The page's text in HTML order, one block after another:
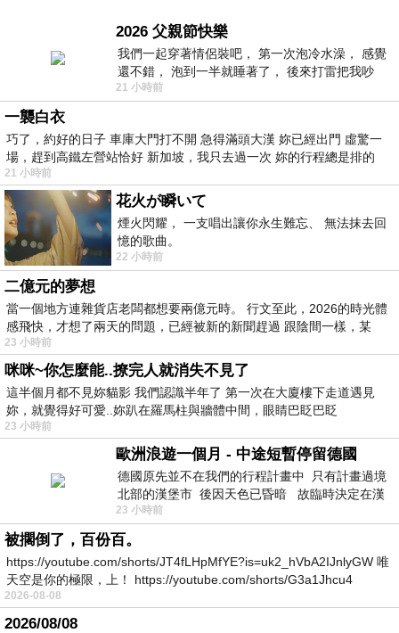
2026 父親節快樂
我們一起穿著情侶裝吧， 第一次泡冷水澡， 感覺
還不錯， 泡到一半就睡著了， 後來打雷把我吵
醒， 手
21 小時前
一襲白衣
巧了，約好的日子 車庫大門打不開 急得滿頭大漢 妳已經出門 虛驚一
場，趕到高鐵左營站恰好 新加坡，我只去過一次 妳的行程總是排的
21 小時前
花火が瞬いて
煙火閃耀， 一支唱出讓你永生難忘、 無法抹去回
憶的歌曲。
22 小時前
二億元的夢想
當一個地方連雜貨店老闆都想要兩億元時。 行文至此，2026的時光體
感飛快，才想了兩天的問題，已經被新的新聞趕過 跟陰間一樣，某
23 小時前
咪咪~你怎麼能..撩完人就消失不見了
這半個月都不見妳貓影 我們認識半年了 第一次在大廈樓下走道遇見
妳，就覺得好可愛..妳趴在羅馬柱與牆體中間，眼睛巴眨巴眨
23 小時前
歐洲浪遊一個月 - 中途短暫停留德國
德國原先並不在我們的行程計畫中 只有計畫過境
北部的漢堡市 後因天色已昏暗 故臨時決定在漢
堡市吃晚餐和過夜
23 小時前
被擱倒了，百份百。
https://youtube.com/shorts/JT4fLHpMfYE?is=uk2_hVbA2IJnlyGW 唯
天空是你的極限，上！ https://youtube.com/shorts/G3a1Jhcu4
2026-08-08
2026/08/08